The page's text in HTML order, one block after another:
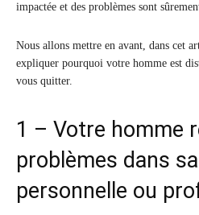
impactée et des problèmes sont
Nous allons mettre en avant, dans cet
expliquer pourquoi votre homme est
vous quitter.
1 – Votre homme
problèmes dans
personnelle ou